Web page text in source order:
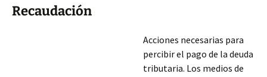
Recaudación
Acciones necesarias para
percibir el pago de la deuda
tributaria. Los medios de